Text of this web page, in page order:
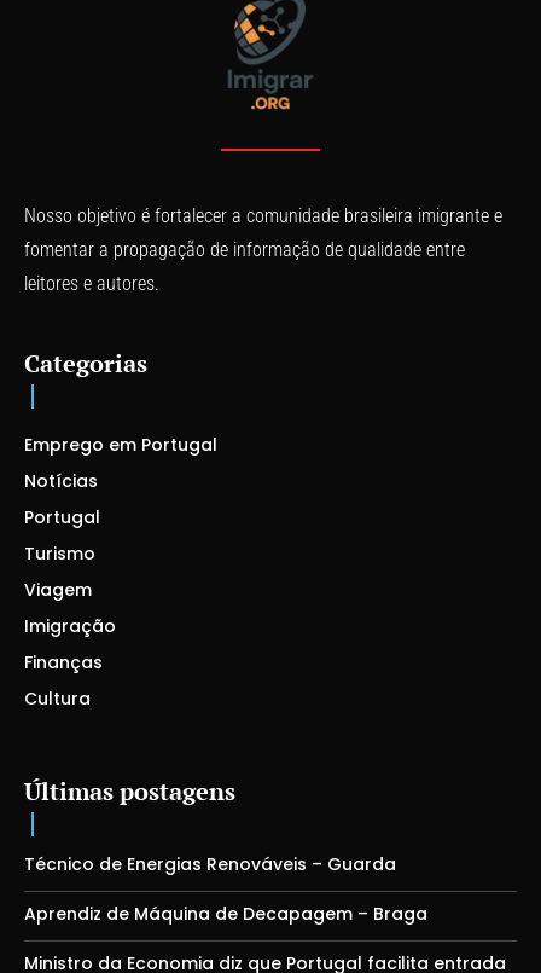
Nosso objetivo é fortalecer a comunidade brasileira imigrante e
fomentar a propagação de informação de qualidade entre
leitores e autores.
Categorias
Emprego em Portugal
Notícias
Portugal
Turismo
Viagem
Imigração
Finanças
Cultura
Últimas postagens
Técnico de Energias Renováveis – Guarda
Aprendiz de Máquina de Decapagem – Braga
Ministro da Economia diz que Portugal facilita entrada